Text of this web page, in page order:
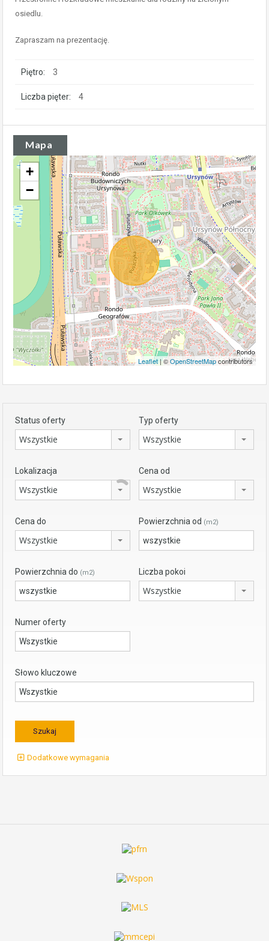
osiedlu.
Zapraszam na prezentację.
Piętro: 3
Liczba pięter: 4
Mapa
+
−
Leaflet| ©OpenStreetMapcontributors
Status oferty
Wszystkie
Typ oferty
Wszystkie
Lokalizacja
Wszystkie
Cena od
Wszystkie
Cena do
Wszystkie
Powierzchnia od (m2)
Powierzchnia do (m2) Liczba pokoi
Wszystkie
Numer oferty
Słowo kluczowe
Dodatkowe wymagania